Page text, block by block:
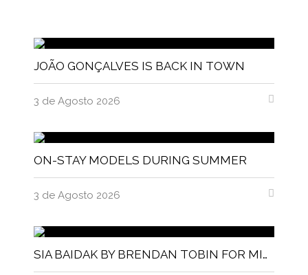
JOÃO GONÇALVES IS BACK IN TOWN
3 de Agosto 2026
ON-STAY MODELS DURING SUMMER
3 de Agosto 2026
SIA BAIDAK BY BRENDAN TOBIN FOR MISC MAGAZINE